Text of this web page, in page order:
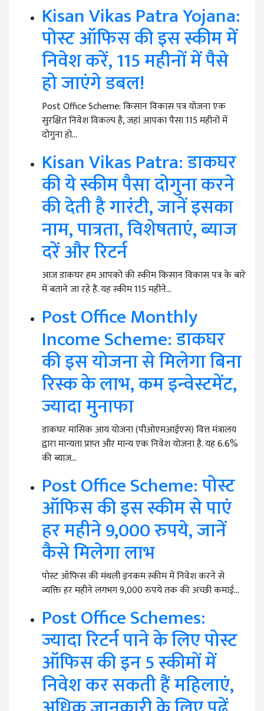
Kisan Vikas Patra Yojana:
पोस्ट ऑफिस की इस स्कीम में
निवेश करें, 115 महीनों में पैसे
हो जाएंगे डबल!
Post Office Scheme: किसान विकास पत्र योजना एक
सुरक्षित निवेश विकल्प है, जहां आपका पैसा 115 महीनों में
दोगुना हो…
Kisan Vikas Patra: डाकघर
की ये स्कीम पैसा दोगुना करने
की देती है गारंटी, जानें इसका
नाम, पात्रता, विशेषताएं, ब्याज
दरें और रिटर्न
आज डाकघर हम आपको की स्कीम किसान विकास पत्र के बारे
में बताने जा रहे हैं. यह स्कीम 115 महीने…
Post Office Monthly
Income Scheme: डाकघर
की इस योजना से मिलेगा बिना
रिस्क के लाभ, कम इन्वेस्टमेंट,
ज्यादा मुनाफा
डाकघर मासिक आय योजना (पीओएमआईएस) वित्त मंत्रालय
द्वारा मान्यता प्राप्त और मान्य एक निवेश योजना है. यह 6.6%
की ब्याज…
Post Office Scheme: पोस्ट
ऑफिस की इस स्कीम से पाएं
हर महीने 9,000 रुपये, जानें
कैसे मिलेगा लाभ
पोस्ट ऑफिस की मंथली इनकम स्कीम में निवेश करने से
व्यक्ति हर महीने लगभग 9,000 रुपये तक की अच्छी कमाई…
Post Office Schemes:
ज्यादा रिटर्न पाने के लिए पोस्ट
ऑफिस की इन 5 स्कीमों में
निवेश कर सकती हैं महिलाएं,